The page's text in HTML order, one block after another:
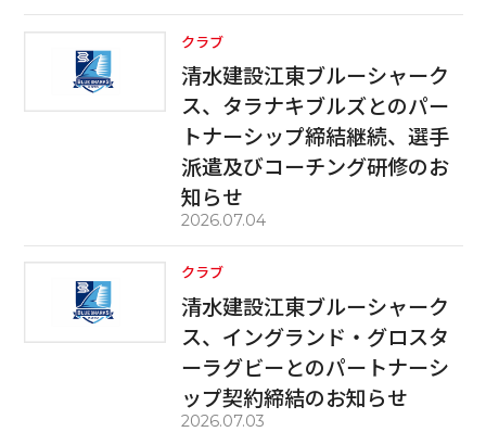
クラブ
清水建設江東ブルーシャーク
ス、タラナキブルズとのパー
トナーシップ締結継続、選手
派遣及びコーチング研修のお
知らせ
2026.07.04
クラブ
清水建設江東ブルーシャーク
ス、イングランド・グロスタ
ーラグビーとのパートナーシ
ップ契約締結のお知らせ
2026.07.03